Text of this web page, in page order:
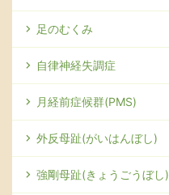
足のむくみ
自律神経失調症
月経前症候群(PMS)
外反母趾(がいはんぼし)
強剛母趾(きょうごうぼし)